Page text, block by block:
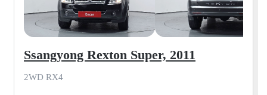
Ssangyong Rexton Super, 2011
2WD RX4